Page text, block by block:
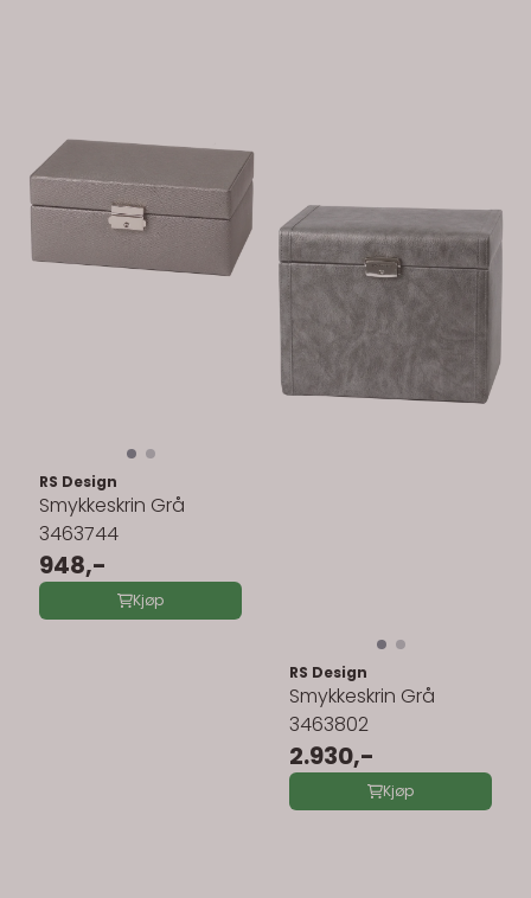
RS Design
Smykkeskrin Grå
3463744
948,-
Kjøp
RS Design
Smykkeskrin Grå
3463802
2.930,-
Kjøp